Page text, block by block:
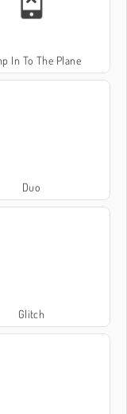
In To The Plane
Duo
Glitch